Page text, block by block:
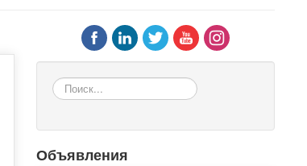
Поиск...
Объявления